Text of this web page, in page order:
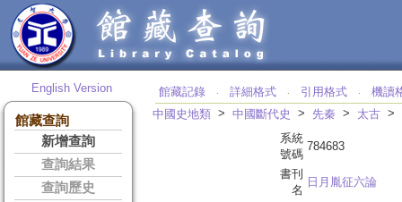
English Version
館藏查詢
新增查詢
查詢結果
查詢歷史
館藏記錄 ‧ 詳細格式 ‧ 引用格式 ‧
機讀
中國史地類 > 中國斷代史 > 先秦 > 太古 >
系統
號碼
784683
書刊
名
日月胤征六論